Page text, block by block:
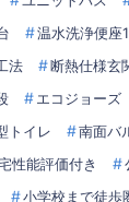
温水洗浄便座
法 断熱仕様玄
エコジョーズ
トイレ 南面バ
性能評価付き
小学校まで徒歩